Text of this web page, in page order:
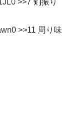
>>11 周り味